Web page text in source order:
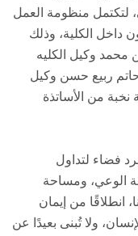
لتكتمل منظومة العمل
داخل الكلية، وذلك
محمد وكيل الكليه
حاتم ربيع حسن وكيل
نخبة من الأساتذة
فضاء لتداول
الوعي، ومساحة
انطلاقًا من إيمان
ولا تُبنى بعيدًا عن